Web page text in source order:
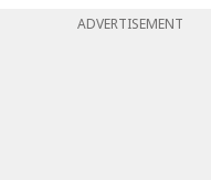
ADVERTISEMENT